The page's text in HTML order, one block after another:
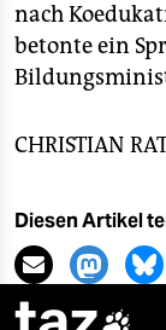
nach
betonte ein
CHRISTIAN
Diesen Artikel